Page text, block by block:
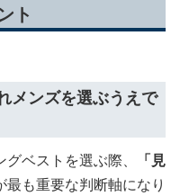
ト
メンズを選ぶうえで
ベストを選ぶ際、
「見
最も重要な判断軸になり